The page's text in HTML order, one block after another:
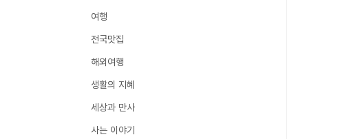
여행
전국맛집
해외여행
생활의 지혜
세상과 만사
사는 이야기